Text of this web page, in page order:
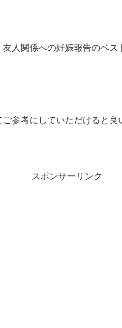
人関係への妊娠報告のベス
参考にしていただけると良
スポンサーリンク